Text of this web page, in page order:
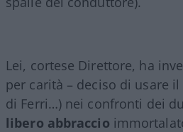
Lei, cortese Direttore, ha
per carità – deciso di usare il
di Ferri…) nei confronti dei
libero abbraccio